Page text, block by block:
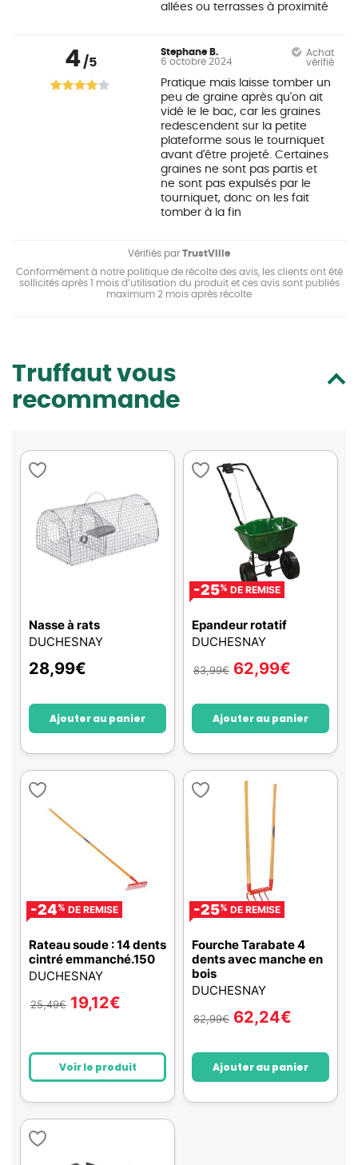
allées ou terrasses à proximité
4/5
Stephane B.
6 octobre 2024
Achat
vérifié
Pratique mais laisse tomber un
peu de graine après qu'on ait
vidé le le bac, car les graines
redescendent sur la petite
plateforme sous le tourniquet
avant d'être projeté. Certaines
graines ne sont pas partis et
ne sont pas expulsés par le
tourniquet, donc on les fait
tomber à la fin
Vérifiés par TrustVille
Conformément à notre politique de récolte des avis, les clients ont été
sollicités après 1 mois d’utilisation du produit et ces avis sont publiés
maximum 2 mois après récolte
Truffaut vous
recommande
Nasse à rats
DUCHESNAY
28,99€
Ajouter au panier
-25% DE REMISE
Epandeur rotatif
DUCHESNAY
83,99€ 62,99€
Ajouter au panier
-24% DE REMISE
Rateau soude : 14 dents
cintré emmanché.150
DUCHESNAY
25,49€ 19,12€
Voir le produit
-25% DE REMISE
Fourche Tarabate 4
dents avec manche en
bois
DUCHESNAY
82,99€ 62,24€
Ajouter au panier